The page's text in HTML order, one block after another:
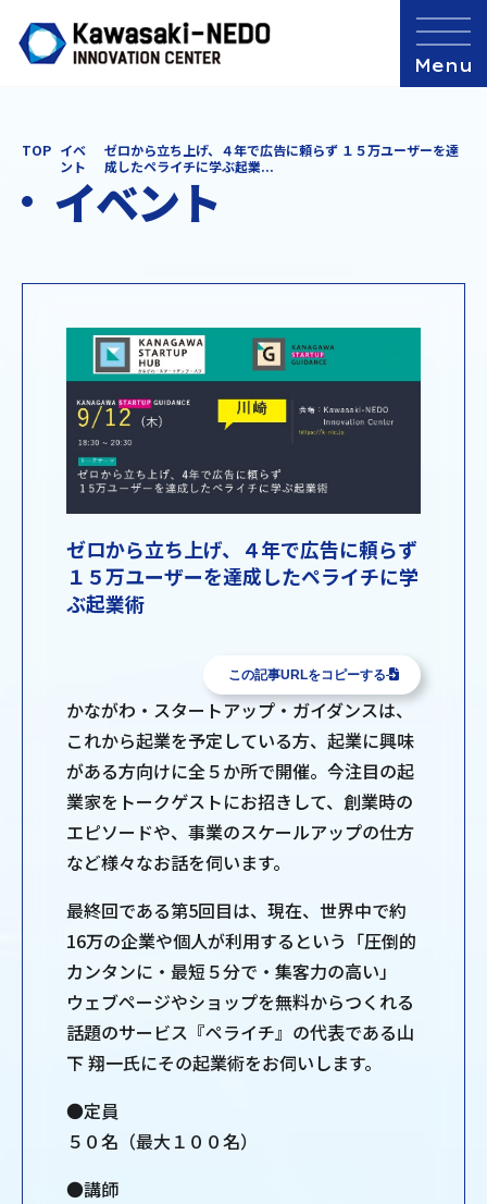
TOP イベ
ント
ゼロから立ち上げ、４年で広告に頼らず １５万ユーザーを達
成したペライチに学ぶ起業...
イベント
ゼロから立ち上げ、４年で広告に頼らず
１５万ユーザーを達成したペライチに学
ぶ起業術
この記事URLをコピーする
かながわ・スタートアップ・ガイダンスは、
これから起業を予定している方、起業に興味
がある方向けに全５か所で開催。今注目の起
業家をトークゲストにお招きして、創業時の
エピソードや、事業のスケールアップの仕方
など様々なお話を伺います。
最終回である第5回目は、現在、世界中で約
16万の企業や個人が利用するという「圧倒的
カンタンに・最短５分で・集客力の高い」
ウェブページやショップを無料からつくれる
話題のサービス『ペライチ』の代表である山
下 翔一氏にその起業術をお伺いします。
●定員
５０名（最大１００名）
●講師